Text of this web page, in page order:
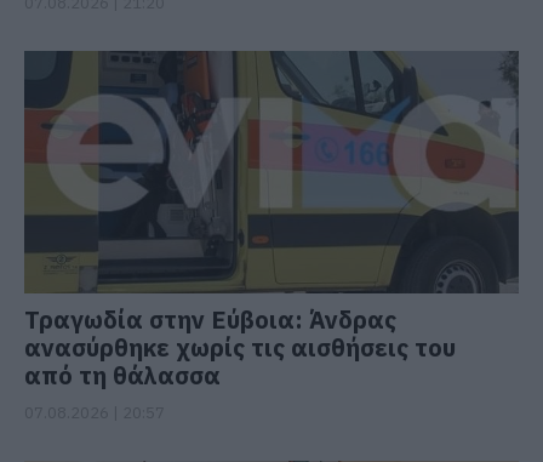
Τραγωδία στην Εύβοια: Άνδρας
ανασύρθηκε χωρίς τις αισθήσεις του
από τη θάλασσα